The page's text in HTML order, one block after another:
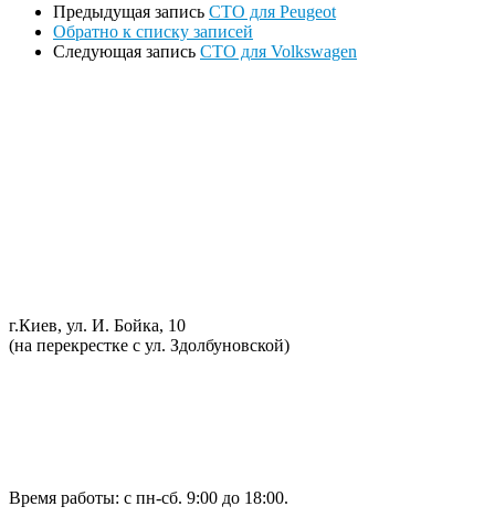
Предыдущая запись СТО для Peugeot
Обратно к списку записей
Следующая запись СТО для Volkswagen
г.Киев, ул. И. Бойка, 10
(на перекрестке с ул. Здолбуновской)
Время работы: с пн-сб. 9:00 до 18:00.